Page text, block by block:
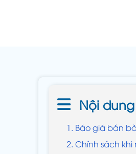
Nội
1. Báo giá bán
2. Chính sách